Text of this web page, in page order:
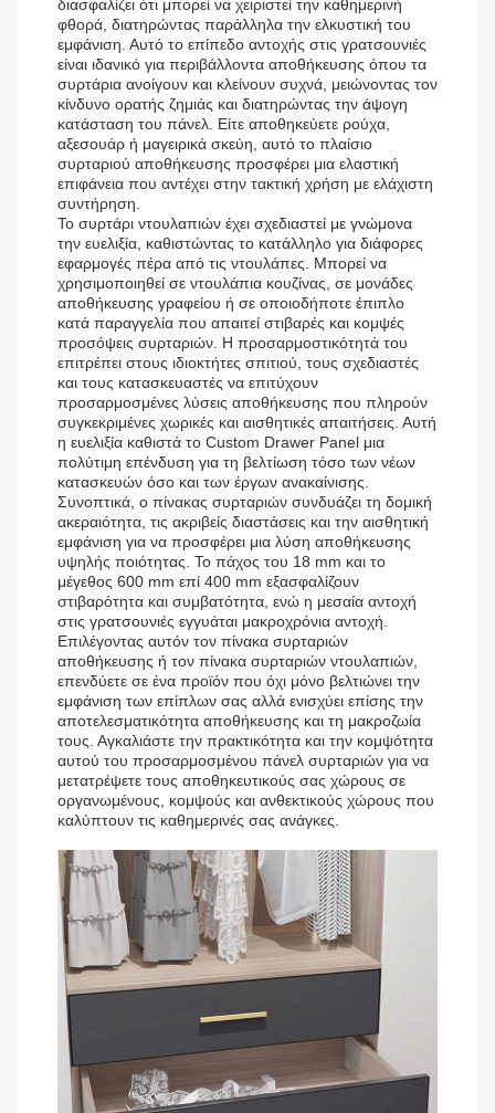
διασφαλίζει ότι μπορεί να χειριστεί την καθημερινή
φθορά, διατηρώντας παράλληλα την ελκυστική του
εμφάνιση. Αυτό το επίπεδο αντοχής στις γρατσουνιές
είναι ιδανικό για περιβάλλοντα αποθήκευσης όπου τα
συρτάρια ανοίγουν και κλείνουν συχνά, μειώνοντας τον
κίνδυνο ορατής ζημιάς και διατηρώντας την άψογη
κατάσταση του πάνελ. Είτε αποθηκεύετε ρούχα,
αξεσουάρ ή μαγειρικά σκεύη, αυτό το πλαίσιο
συρταριού αποθήκευσης προσφέρει μια ελαστική
επιφάνεια που αντέχει στην τακτική χρήση με ελάχιστη
συντήρηση.
Το συρτάρι ντουλαπιών έχει σχεδιαστεί με γνώμονα
την ευελιξία, καθιστώντας το κατάλληλο για διάφορες
εφαρμογές πέρα ​​από τις ντουλάπες. Μπορεί να
χρησιμοποιηθεί σε ντουλάπια κουζίνας, σε μονάδες
αποθήκευσης γραφείου ή σε οποιοδήποτε έπιπλο
κατά παραγγελία που απαιτεί στιβαρές και κομψές
προσόψεις συρταριών. Η προσαρμοστικότητά του
επιτρέπει στους ιδιοκτήτες σπιτιού, τους σχεδιαστές
και τους κατασκευαστές να επιτύχουν
προσαρμοσμένες λύσεις αποθήκευσης που πληρούν
συγκεκριμένες χωρικές και αισθητικές απαιτήσεις. Αυτή
η ευελιξία καθιστά το Custom Drawer Panel μια
πολύτιμη επένδυση για τη βελτίωση τόσο των νέων
κατασκευών όσο και των έργων ανακαίνισης.
Συνοπτικά, ο πίνακας συρταριών συνδυάζει τη δομική
ακεραιότητα, τις ακριβείς διαστάσεις και την αισθητική
εμφάνιση για να προσφέρει μια λύση αποθήκευσης
υψηλής ποιότητας. Το πάχος του 18 mm και το
μέγεθος 600 mm επί 400 mm εξασφαλίζουν
στιβαρότητα και συμβατότητα, ενώ η μεσαία αντοχή
στις γρατσουνιές εγγυάται μακροχρόνια αντοχή.
Επιλέγοντας αυτόν τον πίνακα συρταριών
αποθήκευσης ή τον πίνακα συρταριών ντουλαπιών,
επενδύετε σε ένα προϊόν που όχι μόνο βελτιώνει την
εμφάνιση των επίπλων σας αλλά ενισχύει επίσης την
αποτελεσματικότητα αποθήκευσης και τη μακροζωία
τους. Αγκαλιάστε την πρακτικότητα και την κομψότητα
αυτού του προσαρμοσμένου πάνελ συρταριών για να
μετατρέψετε τους αποθηκευτικούς σας χώρους σε
οργανωμένους, κομψούς και ανθεκτικούς χώρους που
καλύπτουν τις καθημερινές σας ανάγκες.